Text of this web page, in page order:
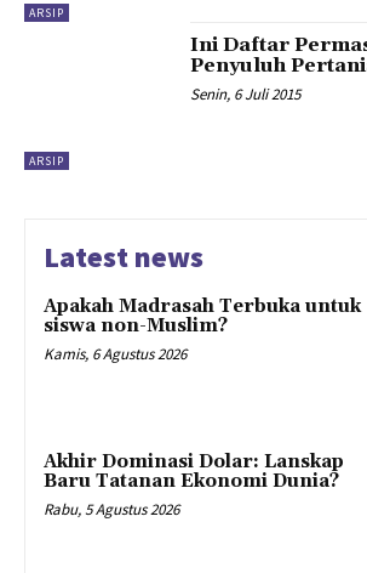
ARSIP
ARSIP
Ini Daftar
Penyuluh
Senin, 6 Juli 2015
Latest news
Apakah Madrasah Terbuka untuk
siswa non-Muslim?
Kamis, 6 Agustus 2026
Akhir Dominasi Dolar: Lanskap
Baru Tatanan Ekonomi Dunia?
Rabu, 5 Agustus 2026